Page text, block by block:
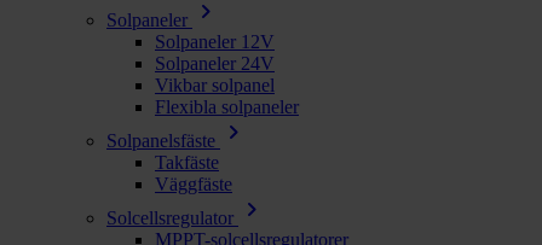
Solpaneler chevron_right
Solpaneler 12V
Solpaneler 24V
Vikbar solpanel
Flexibla solpaneler
Solpanelsfäste
chevron_right
Takfäste
Väggfäste
Solcellsregulator
chevron_right
MPPT-solcellsregulatorer